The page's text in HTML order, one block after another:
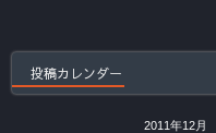
投稿カレンダー
2011年12月